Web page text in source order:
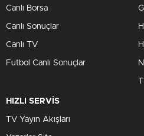
Canlı Borsa
Canlı Sonuçlar
Canlı TV
Futbol Canlı Sonuçlar
HIZLI SERVİS
TV Yayın Akışları